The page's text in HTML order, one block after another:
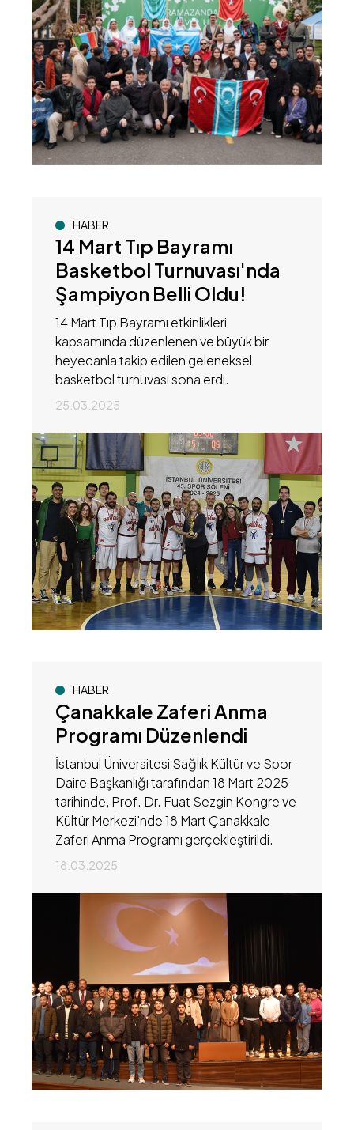
HABER
14 Mart Tıp Bayramı
Basketbol Turnuvası'nda
Şampiyon Belli Oldu!
14 Mart Tıp Bayramı etkinlikleri
kapsamında düzenlenen ve büyük bir
heyecanla takip edilen geleneksel
basketbol turnuvası sona erdi.
25.03.2025
HABER
Çanakkale Zaferi Anma
Programı Düzenlendi
İstanbul Üniversitesi Sağlık Kültür ve Spor
Daire Başkanlığı tarafından 18 Mart 2025
tarihinde, Prof. Dr. Fuat Sezgin Kongre ve
Kültür Merkezi'nde 18 Mart Çanakkale
Zaferi Anma Programı gerçekleştirildi.
18.03.2025